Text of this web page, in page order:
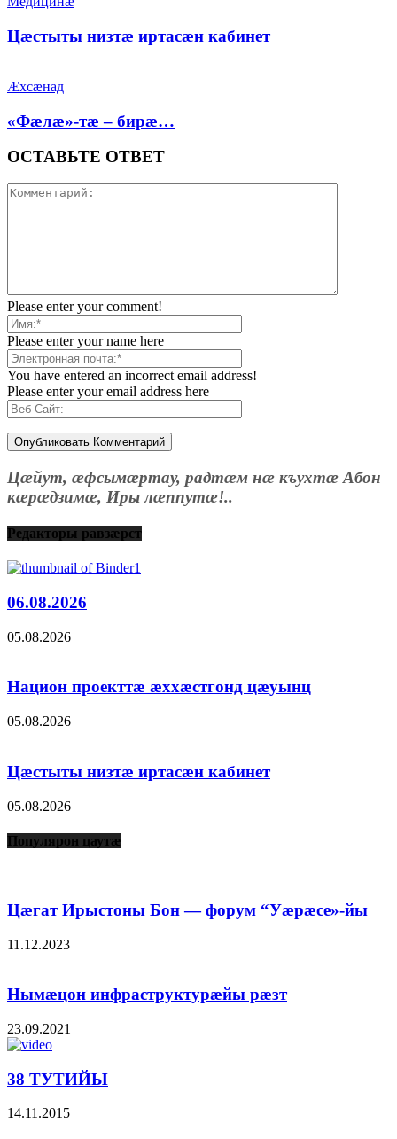
Цæстыты низтæ иртасæн кабинет
Æхсæнад
«Фæлæ»-тæ – бирæ…
ОСТАВЬТЕ ОТВЕТ
Please enter your comment!
Please enter your name here
You have entered an incorrect email address!
Please enter your email address here
Цæйут, æфсымæртау, радтæм нæ къухтæ Абон
кæрæдзимæ, Иры лæппутæ!..
Редакторы равзæрст
06.08.2026
05.08.2026
Национ проекттæ æххæстгонд цæуынц
05.08.2026
Цæстыты низтæ иртасæн кабинет
05.08.2026
Популярон цаутæ
Цæгат Ирыстоны Бон — форум “Уæрæсе»-йы
11.12.2023
Нымæцон инфраструктурæйы рæзт
23.09.2021
38 ТУТИЙЫ
14.11.2015